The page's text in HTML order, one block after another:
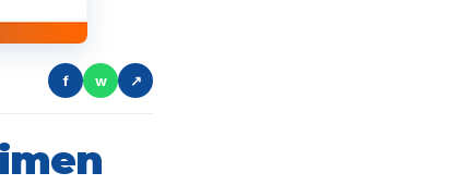
f w ↗